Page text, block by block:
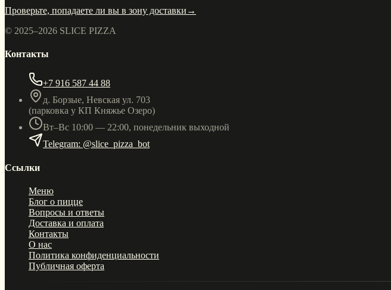
Проверьте, попадаете ли вы в зону доставки →
© 2025–2026 SLICE PIZZA
Контакты
+7 916 587 44 88
д. Борзые, Невская ул. 703
(парковка у КП Княжье Озеро)
Вт–Вс 10:00 — 22:00, понедельник выходной
Telegram: @slice_pizza_bot
Ссылки
Меню
Блог о пицце
Вопросы и ответы
Доставка и оплата
Контакты
О нас
Политика конфиденциальности
Публичная оферта